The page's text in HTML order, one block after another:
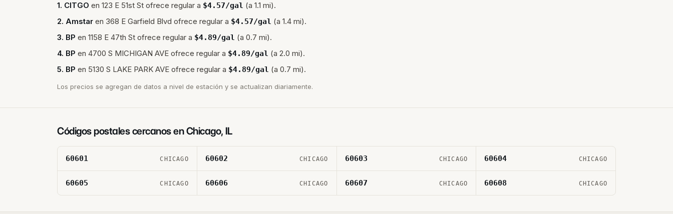
1. CITGO en 123 E 51st St ofrece regular a $4.57/gal (a 1.1 mi).
2. Amstar en 368 E Garfield Blvd ofrece regular a $4.57/gal (a 1.4 mi).
3. BP en 1158 E 47th St ofrece regular a $4.89/gal (a 0.7 mi).
4. BP en 4700 S MICHIGAN AVE ofrece regular a $4.89/gal (a 2.0 mi).
5. BP en 5130 S LAKE PARK AVE ofrece regular a $4.89/gal (a 0.7 mi).
Los precios se agregan de datos a nivel de estación y se actualizan diariamente.
Códigos postales cercanos enChicago, IL
60601 CHICAGO 60602 CHICAGO 60603 CHICAGO 60604 CHICAGO
60605 CHICAGO 60606 CHICAGO 60607 CHICAGO 60608 CHICAGO